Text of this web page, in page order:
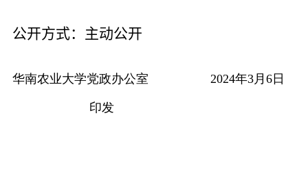
公开方式： 主动公开
华南农业大学党政办公室 2024年3月 6日
印发